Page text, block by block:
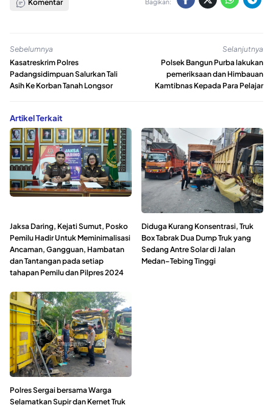
Komentar Bagikan:
Sebelumnya
Kasatreskrim Polres
Padangsidimpuan Salurkan Tali
Asih Ke Korban Tanah Longsor
Selanjutnya
Polsek Bangun Purba lakukan
pemeriksaan dan Himbauan
Kamtibnas Kepada Para Pelajar
Artikel Terkait
Jaksa Daring, Kejati Sumut, Posko
Pemilu Hadir Untuk Meminimalisasi
Ancaman, Gangguan, Hambatan
dan Tantangan pada setiap
tahapan Pemilu dan Pilpres 2024
Diduga Kurang Konsentrasi, Truk
Box Tabrak Dua Dump Truk yang
Sedang Antre Solar di Jalan
Medan–Tebing Tinggi
Polres Sergai bersama Warga
Selamatkan Supir dan Kernet Truk